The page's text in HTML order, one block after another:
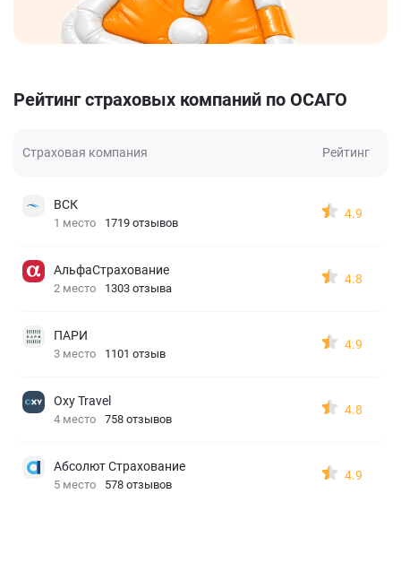
Рейтинг страховых компаний по ОСАГО
Страховая компания Рейтинг
ВСК
1 место 1719 отзывов
4.9
АльфаСтрахование
2 место 1303 отзыва
4.8
ПАРИ
3 место 1101 отзыв
4.9
Oxy Travel
4 место 758 отзывов
4.8
Абсолют Страхование
5 место 578 отзывов
4.9